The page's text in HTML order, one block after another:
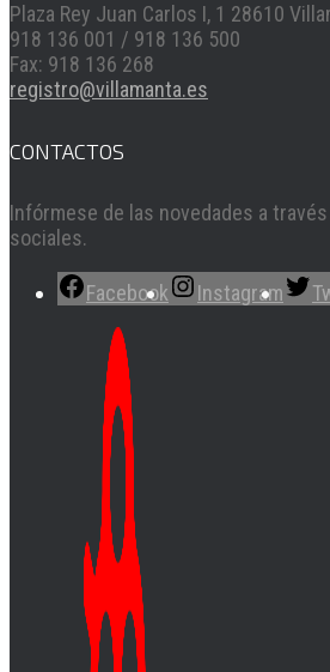
Plaza Rey Juan Carlos I, 1 28610
918 136 001 / 918 136 500
Fax: 918 136 268
registro@villamanta.es
CONTACTOS
Infórmese de las novedades a
sociales.
Facebook Instagram